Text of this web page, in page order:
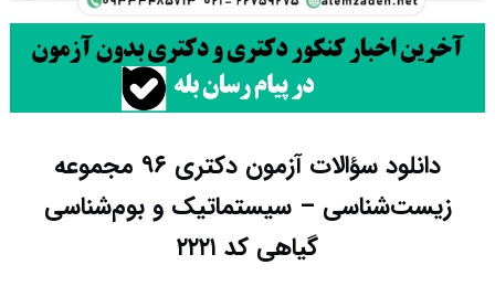
دانلود سؤالات آزمون دکتری ۹۶ مجموعه
زیست‌شناسی – سیستماتیک و بوم‌شناسی
گیاهی کد ۲۲۲۱